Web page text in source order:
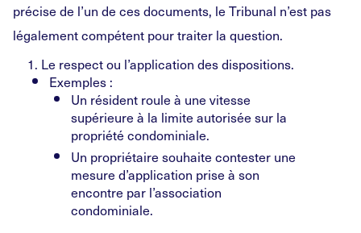
précise de l’un de ces documents, le Tribunal n’est pas
légalement compétent pour traiter la question.
1. Le respect ou l’application des dispositions.
Exemples :
Un résident roule à une vitesse
supérieure à la limite autorisée sur la
propriété condominiale.
Un propriétaire souhaite contester une
mesure d’application prise à son
encontre par l’association
condominiale.